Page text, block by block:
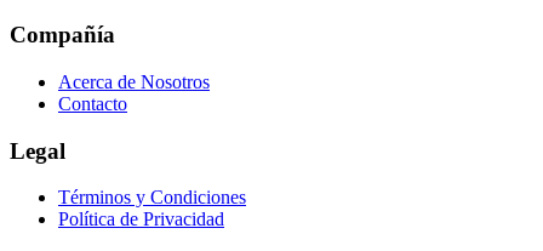
Compañía
Acerca de Nosotros
Contacto
Legal
Términos y Condiciones
Política de Privacidad